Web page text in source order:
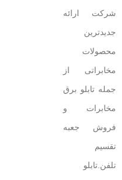
شرکت ارائه
جدیدترین
محصولات
مخابراتی از
جمله تابلو برق
مخابرات و
فروش جعبه
تقسیم
تلفن.تابلو